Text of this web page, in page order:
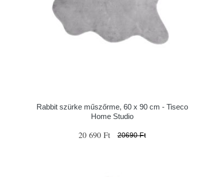
Rabbit szürke műszőrme, 60 x 90 cm - Tiseco
Home Studio
20 690 Ft 20690 Ft